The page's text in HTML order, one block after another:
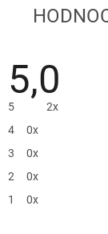
5,0
5
2x
4
0x
3
0x
2
0x
1
0x